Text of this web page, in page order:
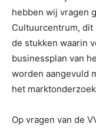
hebben wij vragen
Cultuurcentrum, dit
de stukken waarin
businessplan van
worden aangevuld
het
Op vragen van de